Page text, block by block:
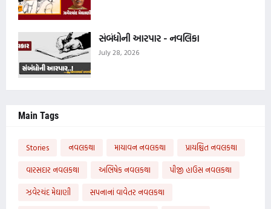
સંબંધોની આરપાર - નવલિકા
July 28, 2026
Main Tags
Stories નવલકથા માયાવન નવલકથા
પ્રાયશ્ચિત નવલકથા
વારસદાર નવલકથા
અભિષેક નવલકથા
પીજી હાઉસ નવલકથા
ઝવેરચંદ મેઘાણી
સપનાનાં વાવેતર નવલકથા